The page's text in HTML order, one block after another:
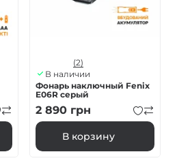
(2)
В наличии
Фонарь наключный Fenix
E06R серый
2 890 грн
В корзину